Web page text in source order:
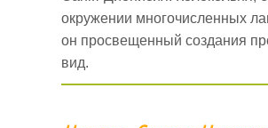
окружении многочисленных
он просвещенный создания
вид.